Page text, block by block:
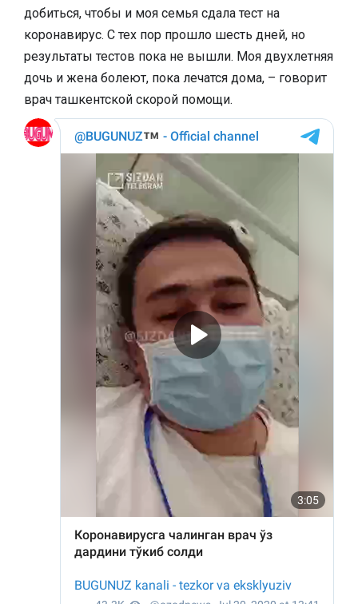
добиться, чтобы и моя семья сдала тест на
коронавирус. С тех пор прошло шесть дней, но
результаты тестов пока не вышли. Моя двухлетняя
дочь и жена болеют, пока лечатся дома, – говорит
врач ташкентской скорой помощи.